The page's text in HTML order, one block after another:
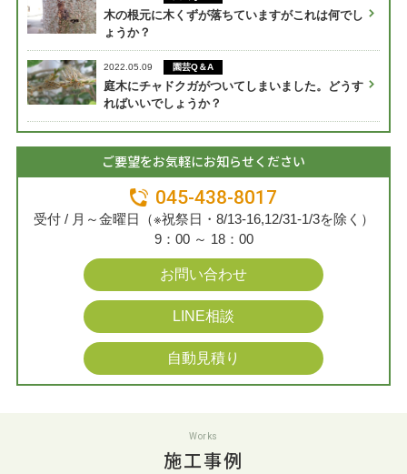
木の根元に木くずが落ちていますがこれは何でし
ょうか？
2022.05.09 園芸Q＆A
庭木にチャドクガがついてしまいました。どうす
ればいいでしょうか？
ご要望をお気軽にお知らせください
045-438-8017
受付 / 月～金曜日（※祝祭日・8/13-16,12/31-1/3を除く）
9：00 ～ 18：00
お問い合わせ
LINE相談
自動見積り
Works
施工事例